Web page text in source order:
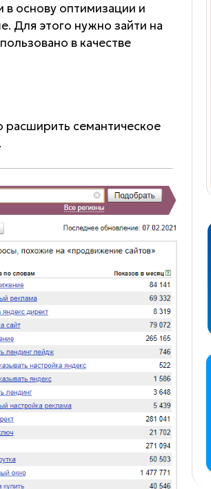
основу оптимизации и
Для этого нужно зайти на
в качестве
расширить семантическое